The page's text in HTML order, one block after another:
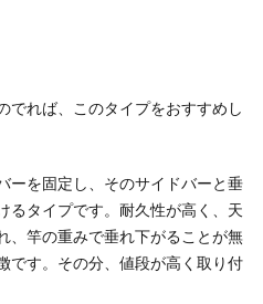
でれば、このタイプをおすすめし
ーを固定し、そのサイドバーと垂
るタイプです。耐久性が高く、天
、竿の重みで垂れ下がることが無
です。その分、値段が高く取り付